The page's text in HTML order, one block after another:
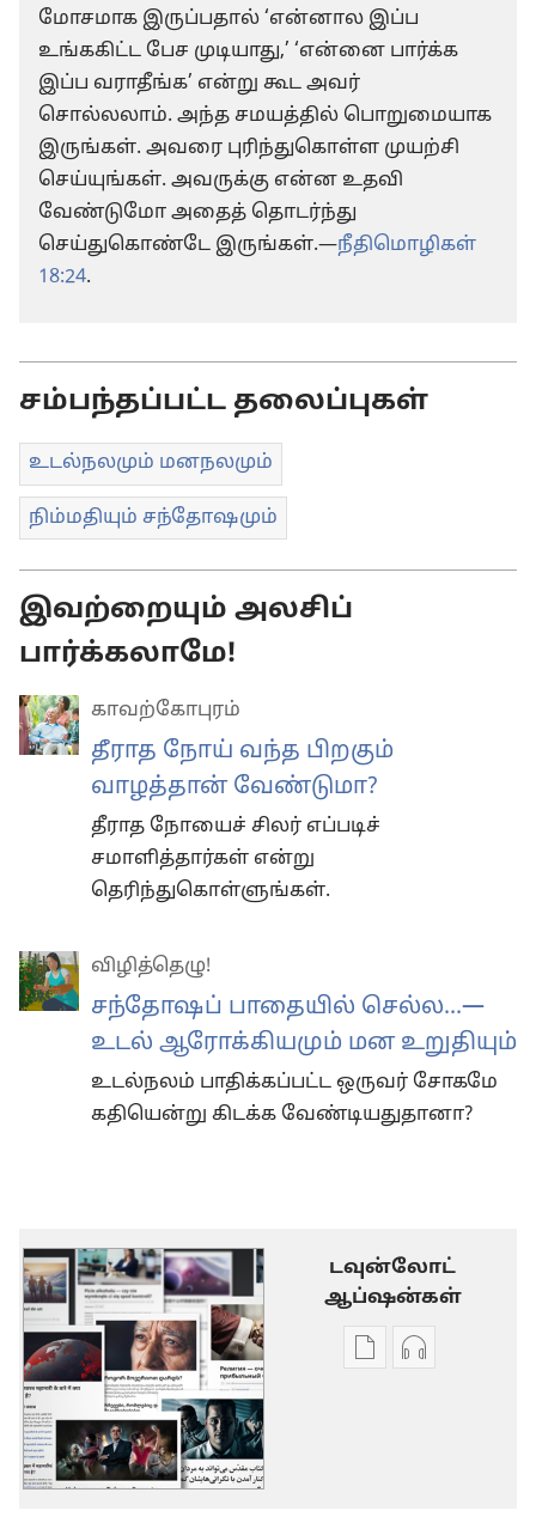
மோசமாக இருப்பதால் ‘என்னால இப்ப
உங்ககிட்ட பேச முடியாது,’ ‘என்னை பார்க்க
இப்ப வராதீங்க’ என்று கூட அவர்
சொல்லலாம். அந்த சமயத்தில் பொறுமையாக
இருங்கள். அவரை புரிந்துகொள்ள முயற்சி
செய்யுங்கள். அவருக்கு என்ன உதவி
வேண்டுமோ அதைத் தொடர்ந்து
செய்துகொண்டே இருங்கள்.—நீதிமொழிகள்
18:24.
சம்பந்தப்பட்ட தலைப்புகள்
உடல்நலமும் மனநலமும்
நிம்மதியும் சந்தோஷமும்
இவற்றையும் அலசிப்
பார்க்கலாமே!
காவற்கோபுரம்
தீராத நோய் வந்த பிறகும்
வாழத்தான் வேண்டுமா?
தீராத நோயைச் சிலர் எப்படிச்
சமாளித்தார்கள் என்று
தெரிந்துகொள்ளுங்கள்.
விழித்தெழு!
சந்தோஷப் பாதையில் செல்ல...—
உடல் ஆரோக்கியமும் மன உறுதியும்
உடல்நலம் பாதிக்கப்பட்ட ஒருவர் சோகமே
கதியென்று கிடக்க வேண்டியதுதானா?
டவுன்லோட்
ஆப்ஷன்கள்
டிஜிட்டல்ஆடியோ